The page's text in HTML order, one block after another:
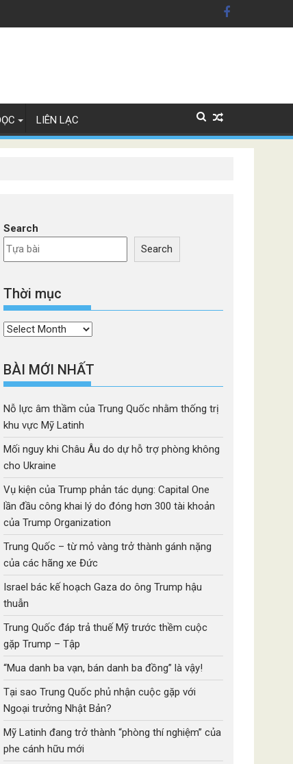
Đức
LIÊN LẠC
Search
Search
Thời mục
Thời
BÀI MỚI NHẤT
Nỗ lực âm thầm của Trung Quốc nhằm thống trị
khu vực Mỹ Latinh
Mối nguy khi Châu Âu do dự hỗ trợ phòng không
cho Ukraine
Vụ kiện của Trump phản tác dụng: Capital One
lần đầu công khai lý do đóng hơn 300 tài khoản
của Trump Organization
Trung Quốc – từ mỏ vàng trở thành gánh nặng
của các hãng xe Đức
Israel bác kế hoạch Gaza do ông Trump hậu
thuẫn
Trung Quốc đáp trả thuế Mỹ trước thềm cuộc
gặp Trump – Tập
“Mua danh ba vạn, bán danh ba đồng” là vậy!
Tại sao Trung Quốc phủ nhận cuộc gặp với
Ngoại trưởng Nhật Bản?
Mỹ Latinh đang trở thành “phòng thí nghiệm” của
phe cánh hữu mới